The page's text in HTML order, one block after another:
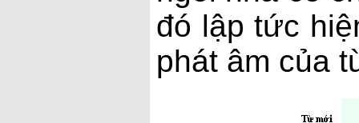
đó lập tức
phát âm của